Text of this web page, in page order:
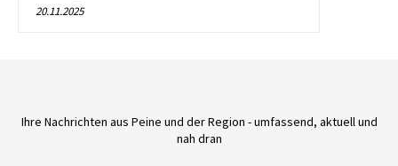
20.11.2025
Ihre Nachrichten aus Peine und der Region - umfassend, aktuell und
nah dran